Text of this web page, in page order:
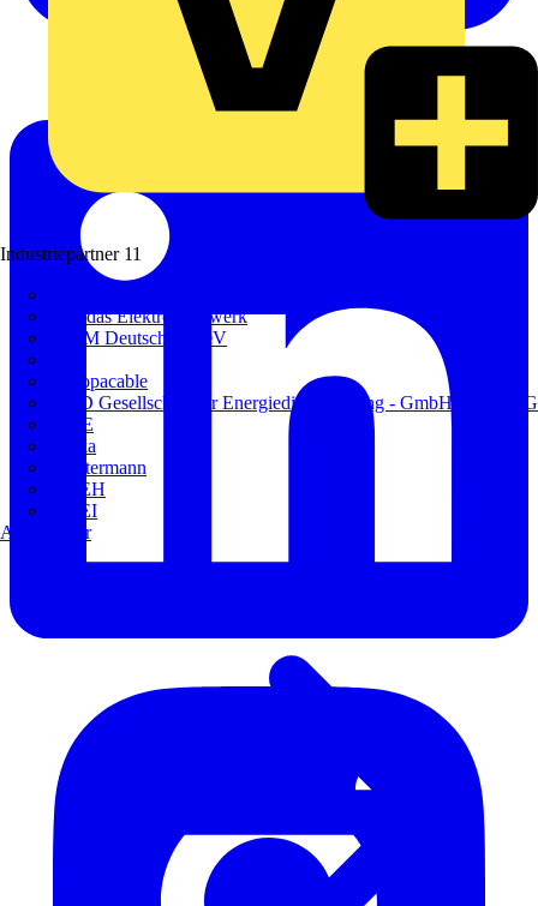
Industriepartner 11
de - das Elektrohandwerk
ETIM Deutschland eV
Europacable
GED Gesellschaft für Energiedienstleistung - GmbH & Co. KG
VDE
Weka
Westermann
ZVEH
ZVEI
Alle Partner